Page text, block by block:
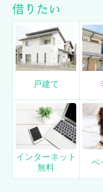
借りたい
戸建て
インターネット
無料
ペ